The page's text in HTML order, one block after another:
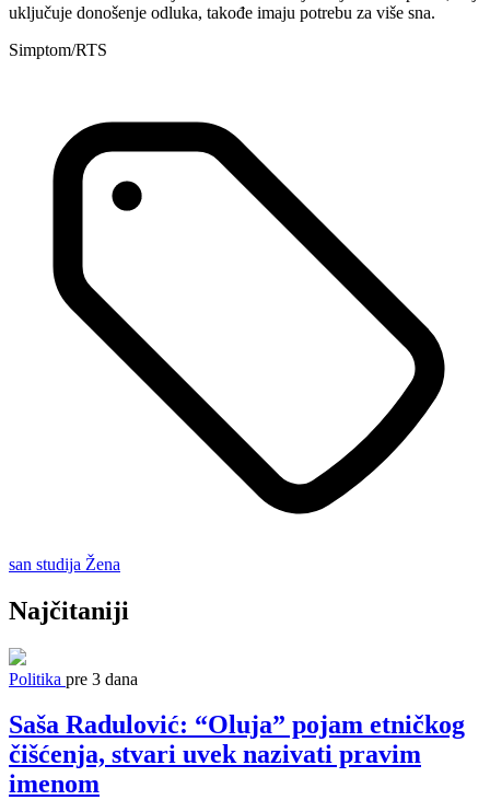
uključuje donošenje odluka, takođe imaju potrebu za više sna.
Simptom/RTS
san studija Žena
Najčitaniji
Politika pre 3 dana
Saša Radulović: “Oluja” pojam etničkog
čišćenja, stvari uvek nazivati pravim
imenom